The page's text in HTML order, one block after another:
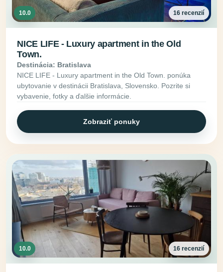
10.0 16 recenzií
NICE LIFE - Luxury apartment in the Old
Town.
Destinácia: Bratislava
NICE LIFE - Luxury apartment in the Old Town. ponúka
ubytovanie v destinácii Bratislava, Slovensko. Pozrite si
vybavenie, fotky a ďalšie informácie.
Zobraziť ponuky
10.0 16 recenzií